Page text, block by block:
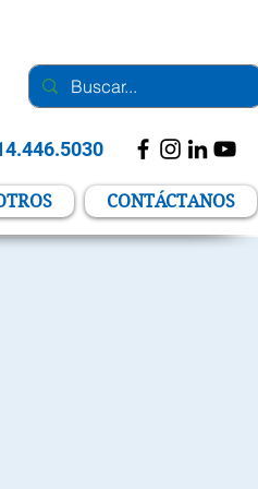
CONTÁCTANOS